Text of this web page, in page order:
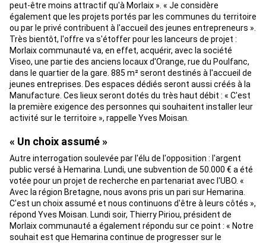
peut-être moins attractif qu'à Morlaix ». « Je considère
également que les projets portés par les communes du territoire
ou par le privé contribuent à l'accueil des jeunes entrepreneurs ».
Très bientôt, l'offre va s'étoffer pour les lanceurs de projet :
Morlaix communauté va, en effet, acquérir, avec la société
Viseo, une partie des anciens locaux d'Orange, rue du Poulfanc,
dans le quartier de la gare. 885 m² seront destinés à l'accueil de
jeunes entreprises. Des espaces dédiés seront aussi créés à la
Manufacture. Ces lieux seront dotés du très haut débit : « C'est
la première exigence des personnes qui souhaitent installer leur
activité sur le territoire », rappelle Yves Moisan.
« Un choix assumé »
Autre interrogation soulevée par l'élu de l'opposition : l'argent
public versé à Hemarina. Lundi, une subvention de 50.000 € a été
votée pour un projet de recherche en partenariat avec l'UBO. «
Avec la région Bretagne, nous avons pris un pari sur Hemarina.
C'est un choix assumé et nous continuons d'être à leurs côtés »,
répond Yves Moisan. Lundi soir, Thierry Piriou, président de
Morlaix communauté a également répondu sur ce point : « Notre
souhait est que Hemarina continue de progresser sur le